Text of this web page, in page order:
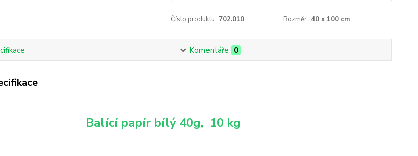
Číslo produktu: 702.010 Rozměr: 40 x 100 cm
Komentáře 0
Balící papír bílý 40g, 10 kg